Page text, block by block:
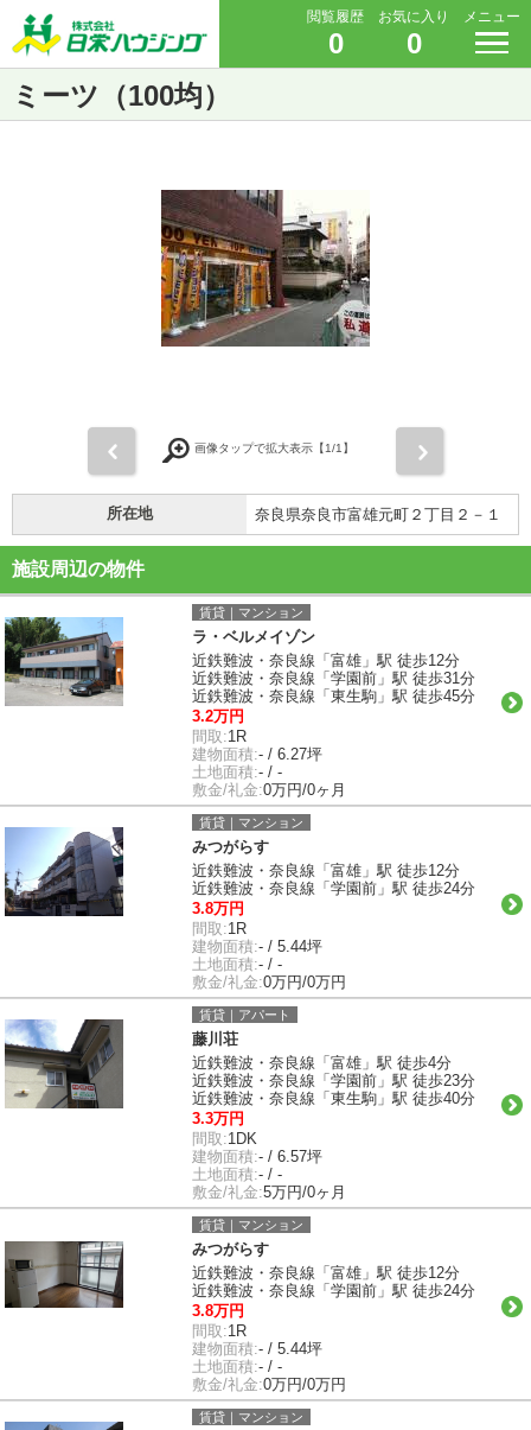
閲覧履歴
0
お気に入り
0
メニュー
ミーツ（100均）
画像タップで拡大表示【1/1】
所在地 奈良県奈良市富雄元町２丁目２－１
施設周辺の物件
賃貸｜マンション
ラ・ベルメイゾン
近鉄難波・奈良線「富雄」駅 徒歩12分
近鉄難波・奈良線「学園前」駅 徒歩31分
近鉄難波・奈良線「東生駒」駅 徒歩45分
3.2万円
間取:1R
建物面積:- / 6.27坪
土地面積:- / -
敷金/礼金:0万円/0ヶ月
賃貸｜マンション
みつがらす
近鉄難波・奈良線「富雄」駅 徒歩12分
近鉄難波・奈良線「学園前」駅 徒歩24分
3.8万円
間取:1R
建物面積:- / 5.44坪
土地面積:- / -
敷金/礼金:0万円/0万円
賃貸｜アパート
藤川荘
近鉄難波・奈良線「富雄」駅 徒歩4分
近鉄難波・奈良線「学園前」駅 徒歩23分
近鉄難波・奈良線「東生駒」駅 徒歩40分
3.3万円
間取:1DK
建物面積:- / 6.57坪
土地面積:- / -
敷金/礼金:5万円/0ヶ月
賃貸｜マンション
みつがらす
近鉄難波・奈良線「富雄」駅 徒歩12分
近鉄難波・奈良線「学園前」駅 徒歩24分
3.8万円
間取:1R
建物面積:- / 5.44坪
土地面積:- / -
敷金/礼金:0万円/0万円
賃貸｜マンション